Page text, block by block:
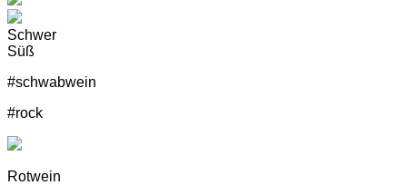
Schwer
Süß
#schwabwein
#rock
Rotwein